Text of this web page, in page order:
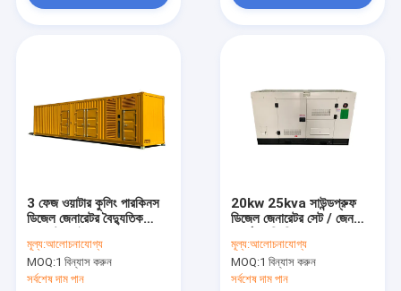
3 ফেজ ওয়াটার কুলিং পারকিনস
ডিজেল জেনারেটর বৈদ্যুতিক
1250KVA 1000KW
মূল্য:আলোচনাযোগ্য
MOQ:1 বিন্যাস করুন
সর্বশেষ দাম পান
20kw 25kva সাউন্ডপ্রুফ
ডিজেল জেনারেটর সেট / জেনসেট
মূল্য:আলোচনাযোগ্য
MOQ:1 বিন্যাস করুন
সর্বশেষ দাম পান